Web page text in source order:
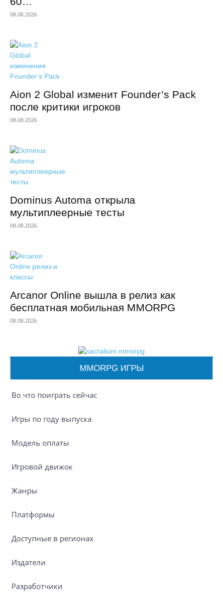
08.08.2026
Aion 2 Global изменит Founder’s Pack
после критики игроков
08.08.2026
Dominus Automa открыла
мультиплеерные тесты
08.08.2026
Arcanor Online вышла в релиз как
бесплатная мобильная MMORPG
08.08.2026
MMORPG ИГРЫ
Во что поиграть сейчас
Игры по году выпуска
Модель оплаты
Игровой движок
Жанры
Платформы
Доступные в регионах
Издатели
Разработчики